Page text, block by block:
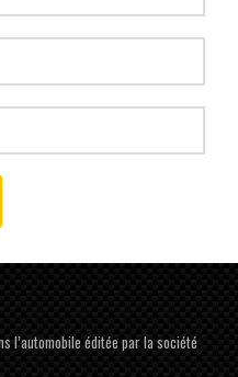
l’automobile éditée par la société